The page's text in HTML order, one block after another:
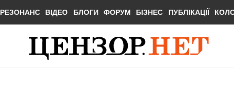
РЕЗОНАНС ВІДЕО БЛОГИ ФОРУМ БІЗНЕС ПУБЛІКАЦІЇ